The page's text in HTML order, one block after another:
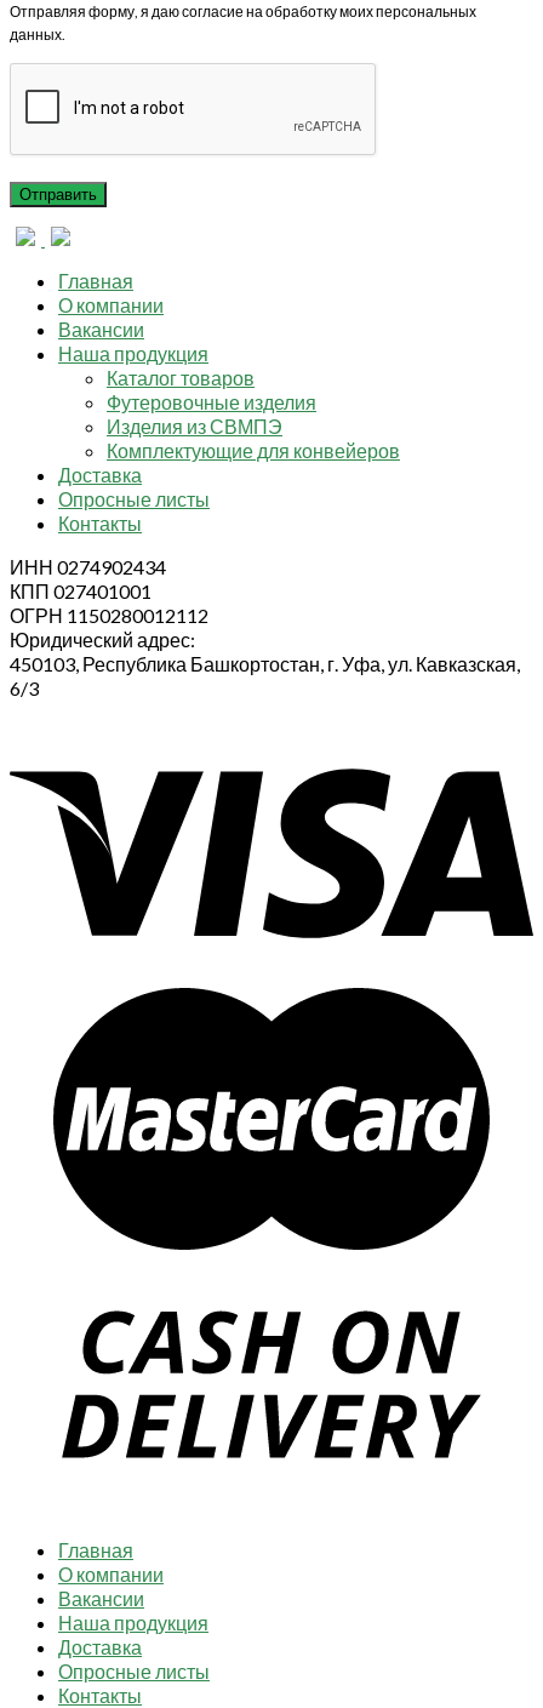
Отправляя форму, я даю согласие на обработку моих персональных
данных.
Главная
О компании
Вакансии
Наша продукция
Каталог товаров
Футеровочные изделия
Изделия из СВМПЭ
Комплектующие для конвейеров
Доставка
Опросные листы
Контакты
ИНН 0274902434
КПП 027401001
ОГРН 1150280012112
Юридический адрес:
450103, Республика Башкортостан, г. Уфа, ул. Кавказская,
6/3
Главная
О компании
Вакансии
Наша продукция
Доставка
Опросные листы
Контакты